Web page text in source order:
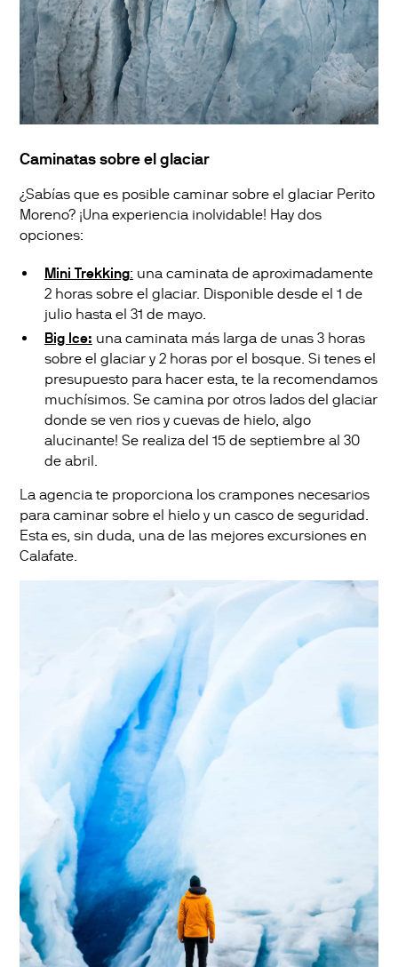
Caminatas sobre el glaciar
¿Sabías que es posible caminar sobre el glaciar Perito
Moreno? ¡Una experiencia inolvidable! Hay dos
opciones:
Mini Trekking: una caminata de aproximadamente
2 horas sobre el glaciar. Disponible desde el 1 de
julio hasta el 31 de mayo.
Big Ice: una caminata más larga de unas 3 horas
sobre el glaciar y 2 horas por el bosque. Si tenes el
presupuesto para hacer esta, te la recomendamos
muchísimos. Se camina por otros lados del glaciar
donde se ven rios y cuevas de hielo, algo
alucinante! Se realiza del 15 de septiembre al 30
de abril.
La agencia te proporciona los crampones necesarios
para caminar sobre el hielo y un casco de seguridad.
Esta es, sin duda, una de las mejores excursiones en
Calafate.